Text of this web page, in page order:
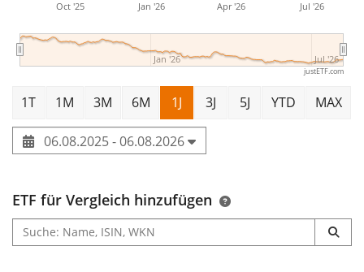
Oct '25 Jan '26 Apr '26 Jul '26
Jan '26 Jul '26
justETF.com
1T 1M 3M 6M 1J 3J 5J YTD MAX
06.08.2025 - 06.08.2026
ETF für Vergleich hinzufügen